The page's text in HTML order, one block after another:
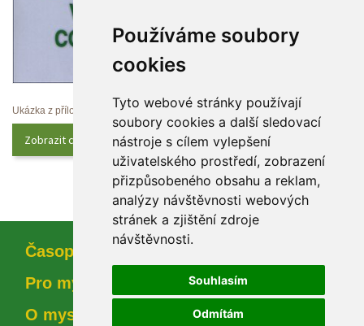
Používáme soubory
cookie
Tyto webové stránky používají
oubory cookies a další sledovací
nástroje s cílem vylepšení
uživatelského prostředí, zobrazení
přizpůsobeného obsahu a reklam,
analýzy návštěvnosti webových
tránek a zjištění zdroje
návštěvnosti.
Souhlasím
Odmítám
Ukázka z přílohy
Zobrazit celý obsah
Časopi
Pro myslivce
O myslivosti